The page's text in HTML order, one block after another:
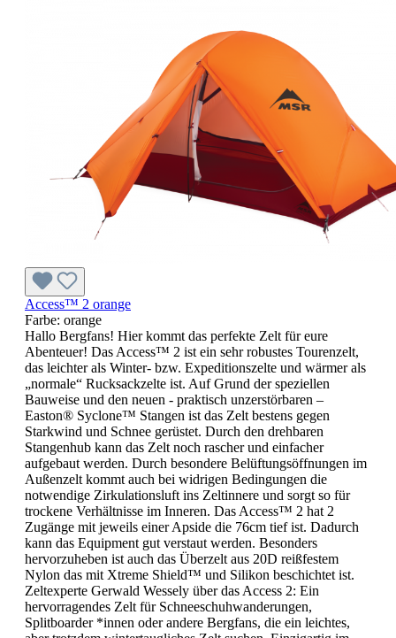
Access™ 2 orange
Farbe: orange
Hallo Bergfans! Hier kommt das perfekte Zelt für eure
Abenteuer! Das Access™ 2 ist ein sehr robustes Tourenzelt,
das leichter als Winter- bzw. Expeditionszelte und wärmer als
„normale“ Rucksackzelte ist. Auf Grund der speziellen
Bauweise und den neuen - praktisch unzerstörbaren –
Easton® Syclone™ Stangen ist das Zelt bestens gegen
Starkwind und Schnee gerüstet. Durch den drehbaren
Stangenhub kann das Zelt noch rascher und einfacher
aufgebaut werden. Durch besondere Belüftungsöffnungen im
Außenzelt kommt auch bei widrigen Bedingungen die
notwendige Zirkulationsluft ins Zeltinnere und sorgt so für
trockene Verhältnisse im Inneren. Das Access™ 2 hat 2
Zugänge mit jeweils einer Apside die 76cm tief ist. Dadurch
kann das Equipment gut verstaut werden. Besonders
hervorzuheben ist auch das Überzelt aus 20D reißfestem
Nylon das mit Xtreme Shield™ und Silikon beschichtet ist.
Zeltexperte Gerwald Wessely über das Access 2: Ein
hervorragendes Zelt für Schneeschuhwanderungen,
Splitboarder *innen oder andere Bergfans, die ein leichtes,